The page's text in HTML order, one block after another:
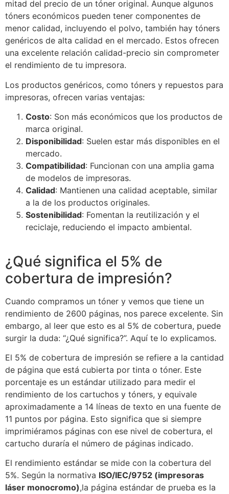
mitad del precio de un tóner original. Aunque algunos
tóners económicos pueden tener componentes de
menor calidad, incluyendo el polvo, también hay tóners
genéricos de alta calidad en el mercado. Estos ofrecen
una excelente relación calidad-precio sin comprometer
el rendimiento de tu impresora.
Los productos genéricos, como tóners y repuestos para
impresoras, ofrecen varias ventajas:
Costo: Son más económicos que los productos de
marca original.
Disponibilidad: Suelen estar más disponibles en el
mercado.
Compatibilidad: Funcionan con una amplia gama
de modelos de impresoras.
Calidad: Mantienen una calidad aceptable, similar
a la de los productos originales.
Sostenibilidad: Fomentan la reutilización y el
reciclaje, reduciendo el impacto ambiental.
¿Qué significa el 5% de
cobertura de impresión?
Cuando compramos un tóner y vemos que tiene un
rendimiento de 2600 páginas, nos parece excelente. Sin
embargo, al leer que esto es al 5% de cobertura, puede
surgir la duda: “¿Qué significa?”. Aquí te lo explicamos.
El 5% de cobertura de impresión se refiere a la cantidad
de página que está cubierta por tinta o tóner. Este
porcentaje es un estándar utilizado para medir el
rendimiento de los cartuchos y tóners, y equivale
aproximadamente a 14 líneas de texto en una fuente de
11 puntos por página. Esto significa que si siempre
imprimiéramos páginas con ese nivel de cobertura, el
cartucho duraría el número de páginas indicado.
El rendimiento estándar se mide con la cobertura del
5%. Según la normativa ISO/IEC/9752 (impresoras
láser monocromo),la página estándar de prueba es la